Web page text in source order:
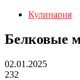
Кулинария
Белковые
02.01.2025
232